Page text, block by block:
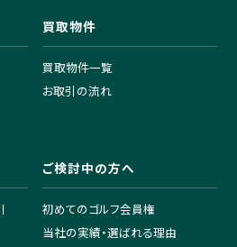
買取物件
買取物件一覧
お取引の流れ
ご検討中の方へ
初めてのゴルフ会員権
当社の実績・選ばれる理由